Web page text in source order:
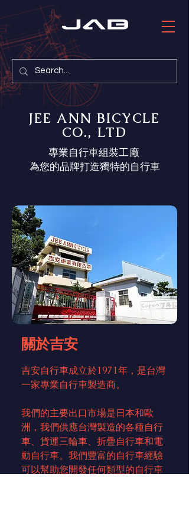
JEE ANN BICYCLE
CO., LTD
專業自行車組裝工廠
為您的品牌打造獨特的自行車
​關於吉安
吉安自行車成立於1971年，是台灣
一家專業自行車製造商。
我們的主要出口市場是日本和歐
洲，我們供應台灣製造的各種自行
車、貨運三輪車、折疊自行車和電
動自行車。我們豐富的自行車經驗
可以幫助您開發任何類型的自行車